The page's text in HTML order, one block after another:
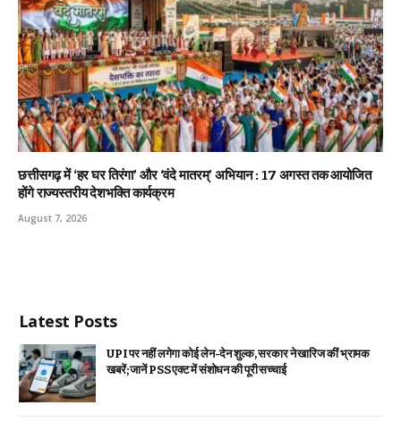
छत्तीसगढ़ में ‘हर घर तिरंगा’ और ‘वंदे मातरम्’ अभियान : 17 अगस्त तक आयोजित
होंगे राज्यस्तरीय देशभक्ति कार्यक्रम
August 7, 2026
Latest Posts
UPI पर नहीं लगेगा कोई लेन-देन शुल्क, सरकार ने खारिज कीं भ्रामक
खबरें; जानें PSS एक्ट में संशोधन की पूरी सच्चाई